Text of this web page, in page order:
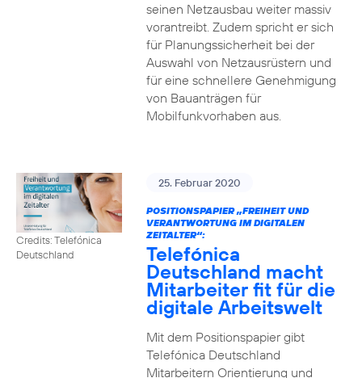
seinen Netzausbau weiter massiv
vorantreibt. Zudem spricht er sich
für Planungssicherheit bei der
Auswahl von Netzausrüstern und
für eine schnellere Genehmigung
von Bauanträgen für
Mobilfunkvorhaben aus.
Credits: Telefónica
Deutschland
25. Februar 2020
POSITIONSPAPIER „FREIHEIT UND
VERANTWORTUNG IM DIGITALEN
ZEITALTER“:
Telefónica
Deutschland macht
Mitarbeiter fit für die
digitale Arbeitswelt
Mit dem Positionspapier gibt
Telefónica Deutschland
Mitarbeitern Orientierung und